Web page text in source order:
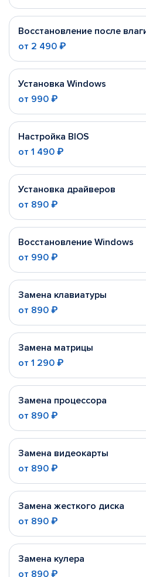
Восстановление после
от 2 490 ₽
Установка Windows
от 990 ₽
Настройка BIOS
от 1 490 ₽
Установка драйверов
от 890 ₽
Восстановление Windows
от 990 ₽
Замена клавиатуры
от 890 ₽
Замена матрицы
от 1 290 ₽
Замена процессора
от 890 ₽
Замена видеокарты
от 890 ₽
Замена жесткого диска
от 890 ₽
Замена кулера
от 890 ₽